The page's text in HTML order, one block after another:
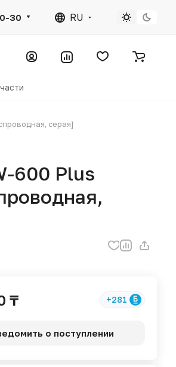
30 RU
серая]
600 Plus
₸ +281
о поступлении